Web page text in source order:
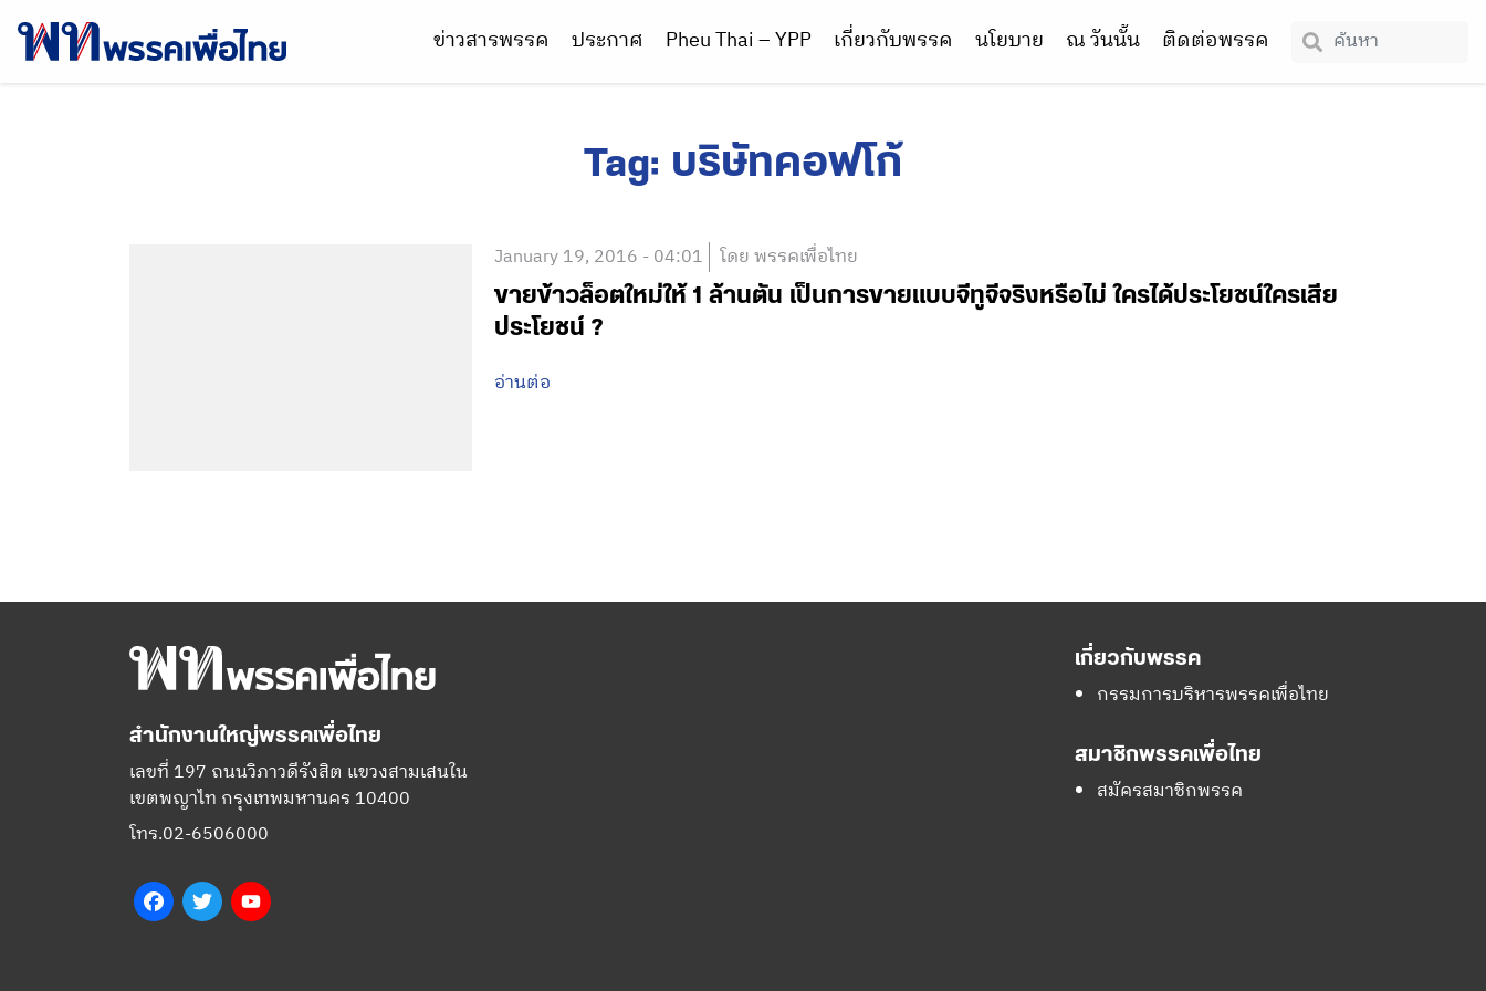
ข่าวสารพรรค ประกาศ Pheu Thai – YPP เกี่ยวกับพรรค นโยบาย ณ วันนั้น ติดต่อพรรค
Tag: บริษัทคอฟโก้
January 19, 2016 - 04:01 โดย พรรคเพื่อไทย
ขายข้าวล็อตใหม่ให้ 1 ล้านตัน เป็นการขายแบบจีทูจีจริงหรือไม่ ใครได้ประโยชน์ใครเสีย
ประโยชน์ ?
อ่านต่อ
สำนักงานใหญ่พรรคเพื่อไทย
เลขที่ 197 ถนนวิภาวดีรังสิต แขวงสามเสนใน
เขตพญาไท กรุงเทพมหานคร 10400
โทร.02-6506000
FacebookTwitter
เกี่ยวกับพรรค
กรรมการบริหารพรรคเพื่อไทย
สมาชิกพรรคเพื่อไทย
สมัครสมาชิกพรรค